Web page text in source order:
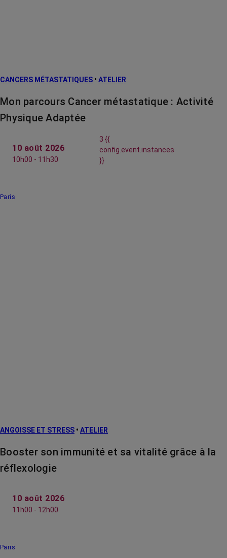
CANCERS MÉTASTATIQUES • ATELIER
Mon parcours Cancer métastatique : Activité
Physique Adaptée
10 août 2026
10h00 - 11h30
3 {{
config.event.instances
}}
Paris
ANGOISSE ET STRESS • ATELIER
Booster son immunité et sa vitalité grâce à la
réflexologie
10 août 2026
11h00 - 12h00
Paris